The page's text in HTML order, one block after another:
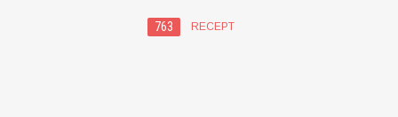
763 RECEPT